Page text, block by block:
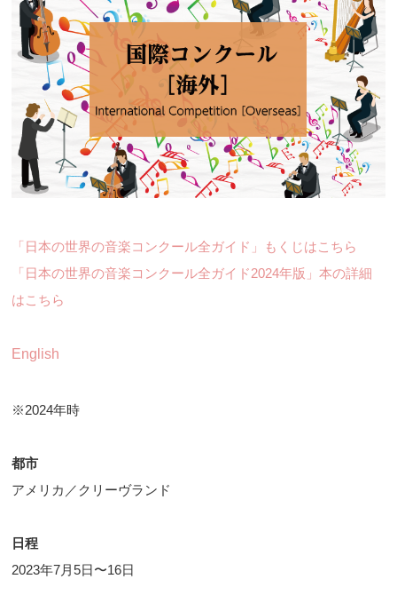
「日本の世界の音楽コンクール全ガイド」もくじはこちら
「日本の世界の音楽コンクール全ガイド2024年版」本の詳細
はこちら
English
※2024年時
都市
アメリカ／クリーヴランド
日程
2023年7月5日〜16日